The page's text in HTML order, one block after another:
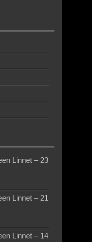
Linnet – 23
Linnet – 21
Linnet – 14